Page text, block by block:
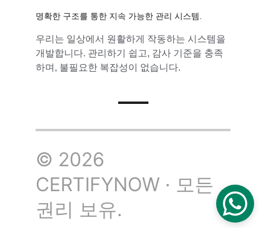
명확한 구조를 통한 지속 가능한 관리 시스템.
우리는 일상에서 원활하게 작동하는 시스템을
개발합니다. 관리하기 쉽고, 감사 기준을 충족
하며, 불필요한 복잡성이 없습니다.
© 2026
CERTIFYNOW · 모든
권리 보유.